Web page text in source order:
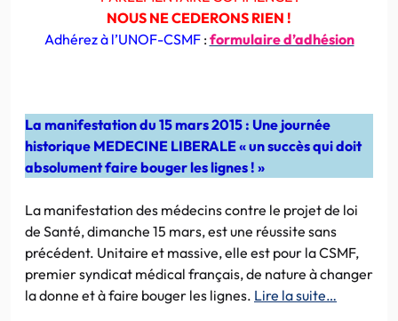
NOUS NE CEDERONS RIEN !
Adhérez à l’UNOF-CSMF :formulaire d’adhésion
La manifestation du 15 mars 2015 : Une journée
historique MEDECINE LIBERALE « un succès qui doit
absolument faire bouger les lignes ! »
La manifestation des médecins contre le projet de loi
de Santé, dimanche 15 mars, est une réussite sans
précédent. Unitaire et massive, elle est pour la CSMF,
premier syndicat médical français, de nature à changer
la donne et à faire bouger les lignes. Lire la suite…